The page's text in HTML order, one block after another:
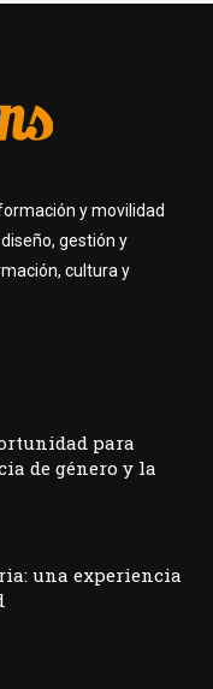
y movilidad
gestión y
cultura y
para
de género y la
una experiencia